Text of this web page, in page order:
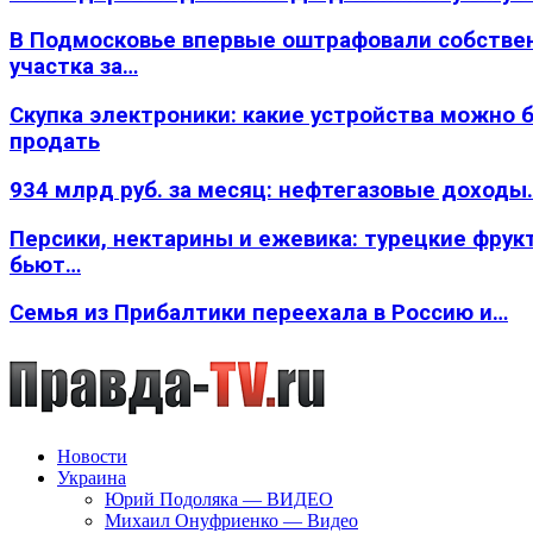
В Подмосковье впервые оштрафовали
участка за…
Скупка электроники: какие устройства можно
продать
934 млрд руб. за месяц: нефтегазовые
Персики, нектарины и ежевика: турецкие
бьют…
Семья из Прибалтики переехала в Россию и…
Новости
Украина
Юрий Подоляка — ВИДЕО
Михаил Онуфриенко — Видео